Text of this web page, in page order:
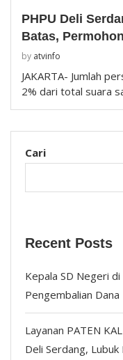
PHPU Deli
Batas,
by atvinfo
JAKARTA- Jumlah
2% dari total suara
Cari
Recent Posts
Kepala SD Negeri
Pengembalian
Layanan PATEN
Deli Serdang,